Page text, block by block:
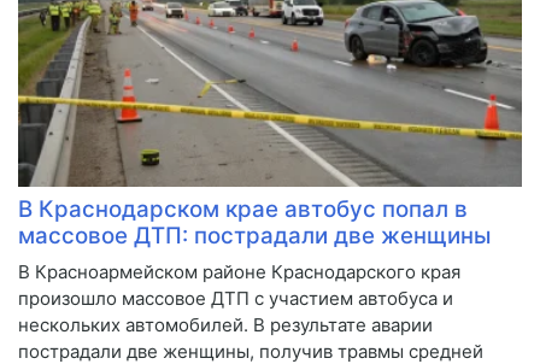
В Краснодарском крае автобус попал в
массовое ДТП: пострадали две женщины
В Красноармейском районе Краснодарского края
произошло массовое ДТП с участием автобуса и
нескольких автомобилей. В результате аварии
пострадали две женщины, получив травмы средней